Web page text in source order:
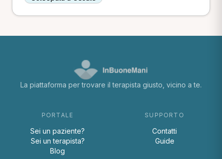
La piattaforma per trovare il terapista giusto, vicino a te.
PORTALE
Sei un paziente?
Sei un terapista?
Blog
SUPPORTO
Contatti
Guide